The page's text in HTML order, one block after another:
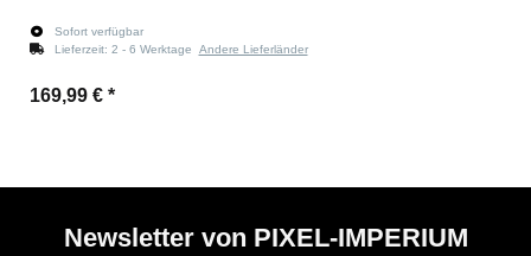
Sofort verfügbar
Lieferzeit: 2 - 6 Werktage Andere Lieferländer
169,99 € *
Newsletter von PIXEL-IMPERIUM